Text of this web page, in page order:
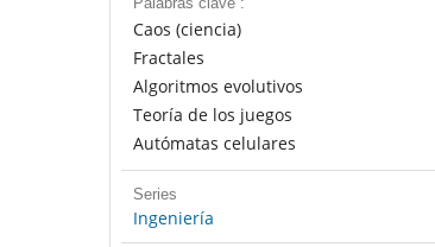
Caos (ciencia)
Fractales
Algoritmos evolutivos
Teoría de los juegos
Autómatas celulares
Series
Ingeniería